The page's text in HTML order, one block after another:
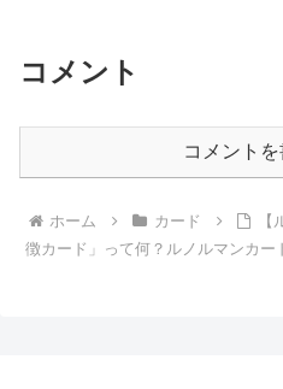
コメント
コメント
ホーム カード
徴カード」って何？ルノルマンカー